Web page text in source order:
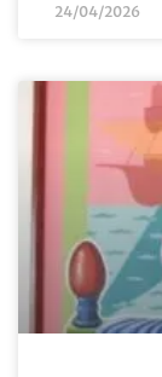
24/04/2026